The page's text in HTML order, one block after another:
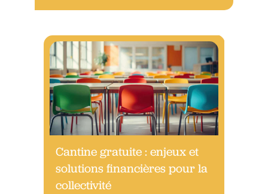
Cantine gratuite : enjeux et
solutions financières pour la
collectivité